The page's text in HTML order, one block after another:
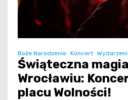
Boże Narodzenie Koncert
Świąteczna
Wrocławiu:
placu Wolności!